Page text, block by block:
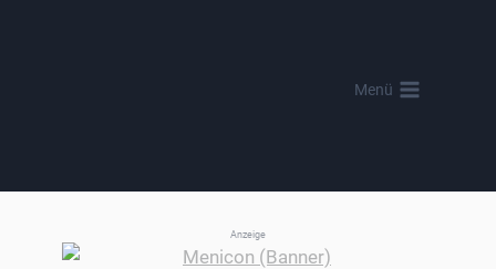
Menü
Anzeige